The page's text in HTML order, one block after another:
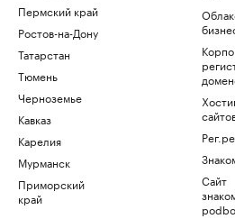
Пермский край
Ростов-на-Дону
Татарстан
Тюмень
Черноземье
Кавказ
Карелия
Мурманск
Приморский
край
Сайт